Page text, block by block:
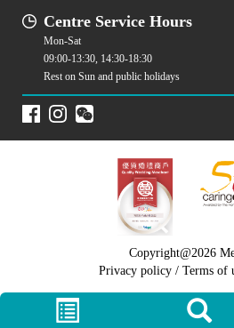
Centre Service Hours
Mon-Sat
09:00-13:30, 14:30-18:30
Rest on Sun and public holidays
Copyright@2026
Privacy policy /Terms of